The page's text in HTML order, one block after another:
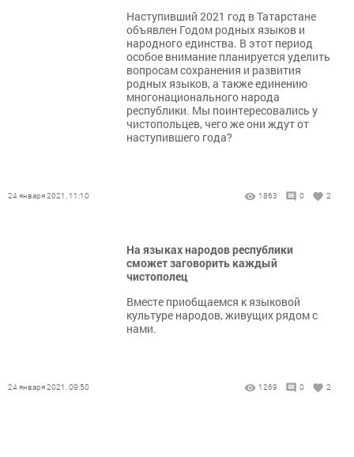
Наступивший 2021 год в Татарстане
объявлен Годом родных языков и
народного единства. В этот период
особое внимание планируется уделить
вопросам сохранения и развития
родных языков, а также единению
многонационального народа
республики. Мы поинтересовались у
чистопольцев, чего же они ждут от
наступившего года?
24 января 2021, 11:10 1863 0 2
На языках народов республики
сможет заговорить каждый
чистополец
Вместе приобщаемся к языковой
культуре народов, живущих рядом с
нами.
24 января 2021, 09:50 1269 0 2